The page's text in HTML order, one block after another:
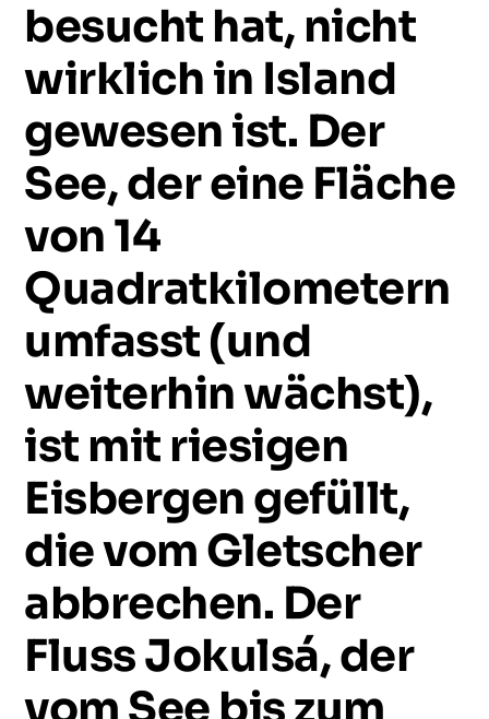
besucht hat, nicht
wirklichin Island
gewesenist. Der
See,dereine Fläche
von14
Quadratkilometern
umfasst(und
weiterhinwächst),
ist mit riesigen
Eisbergengefüllt,
dievomGletscher
abbrechen. Der
FlussJokulsá,der